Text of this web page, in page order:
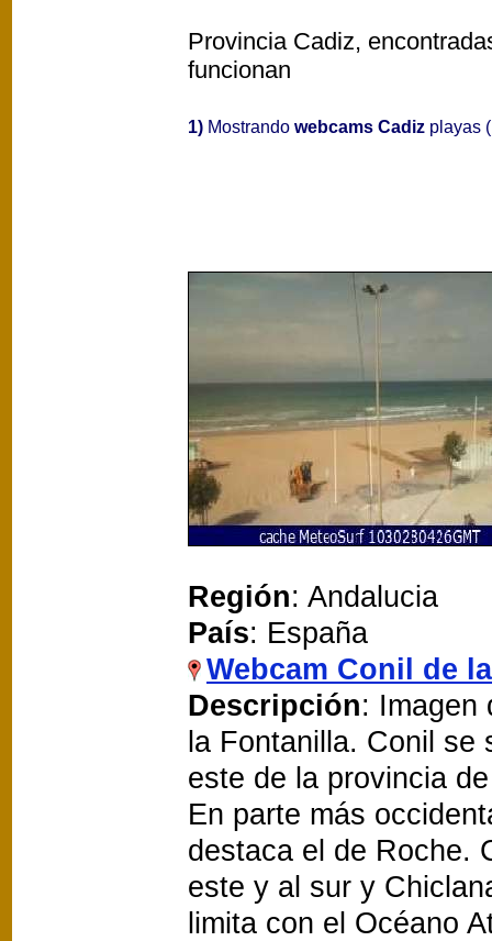
Provincia Cadiz,
funcionan
1) Mostrando webcams Cadiz playas
Región: Andalucia
País: España
Webcam Conil de
Descripción: Imagen
la Fontanilla. Conil se
este de la provincia
En parte más
destaca el de Roche.
este y al sur y
limita con el Océano